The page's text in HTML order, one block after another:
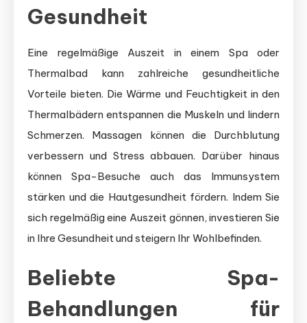
Gesundheit
Eine regelmäßige Auszeit in einem Spa oder
Thermalbad kann zahlreiche gesundheitliche
Vorteile bieten. Die Wärme und Feuchtigkeit in den
Thermalbädern entspannen die Muskeln und lindern
Schmerzen. Massagen können die Durchblutung
verbessern und Stress abbauen. Darüber hinaus
können Spa-Besuche auch das Immunsystem
stärken und die Hautgesundheit fördern. Indem Sie
sich regelmäßig eine Auszeit gönnen, investieren Sie
in Ihre Gesundheit und steigern Ihr Wohlbefinden.
Beliebte Spa-
Behandlungen für